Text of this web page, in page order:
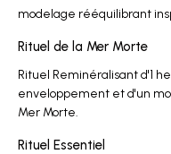
modelage rééquilibrant
Rituel de la Mer Morte
Rituel Reminéralisant d'1
enveloppement et d'un
Mer Morte.
Rituel Essentiel